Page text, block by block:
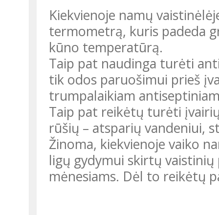
Kiekvienoje namų vaistinėlėje naudinga turėti ir bekontaktį
termometrą, kuris padeda
kūno temperatūrą.
Taip pat naudinga turėti antiseptinį purškalą, kuris tinkamas ne
tik odos paruošimui prieš
trumpalaikiam
Taip pat reikėtų turėti įvairių pleistrų. Jų būna pačių įvairiausių
rūšių – atsparių vandeniui,
Žinoma, kiekvienoje vaiko namų vaistinėlėje turėtų būti ir lėtinių
ligų gydymui skirtų
mėnesiams. Dėl to reikėtų